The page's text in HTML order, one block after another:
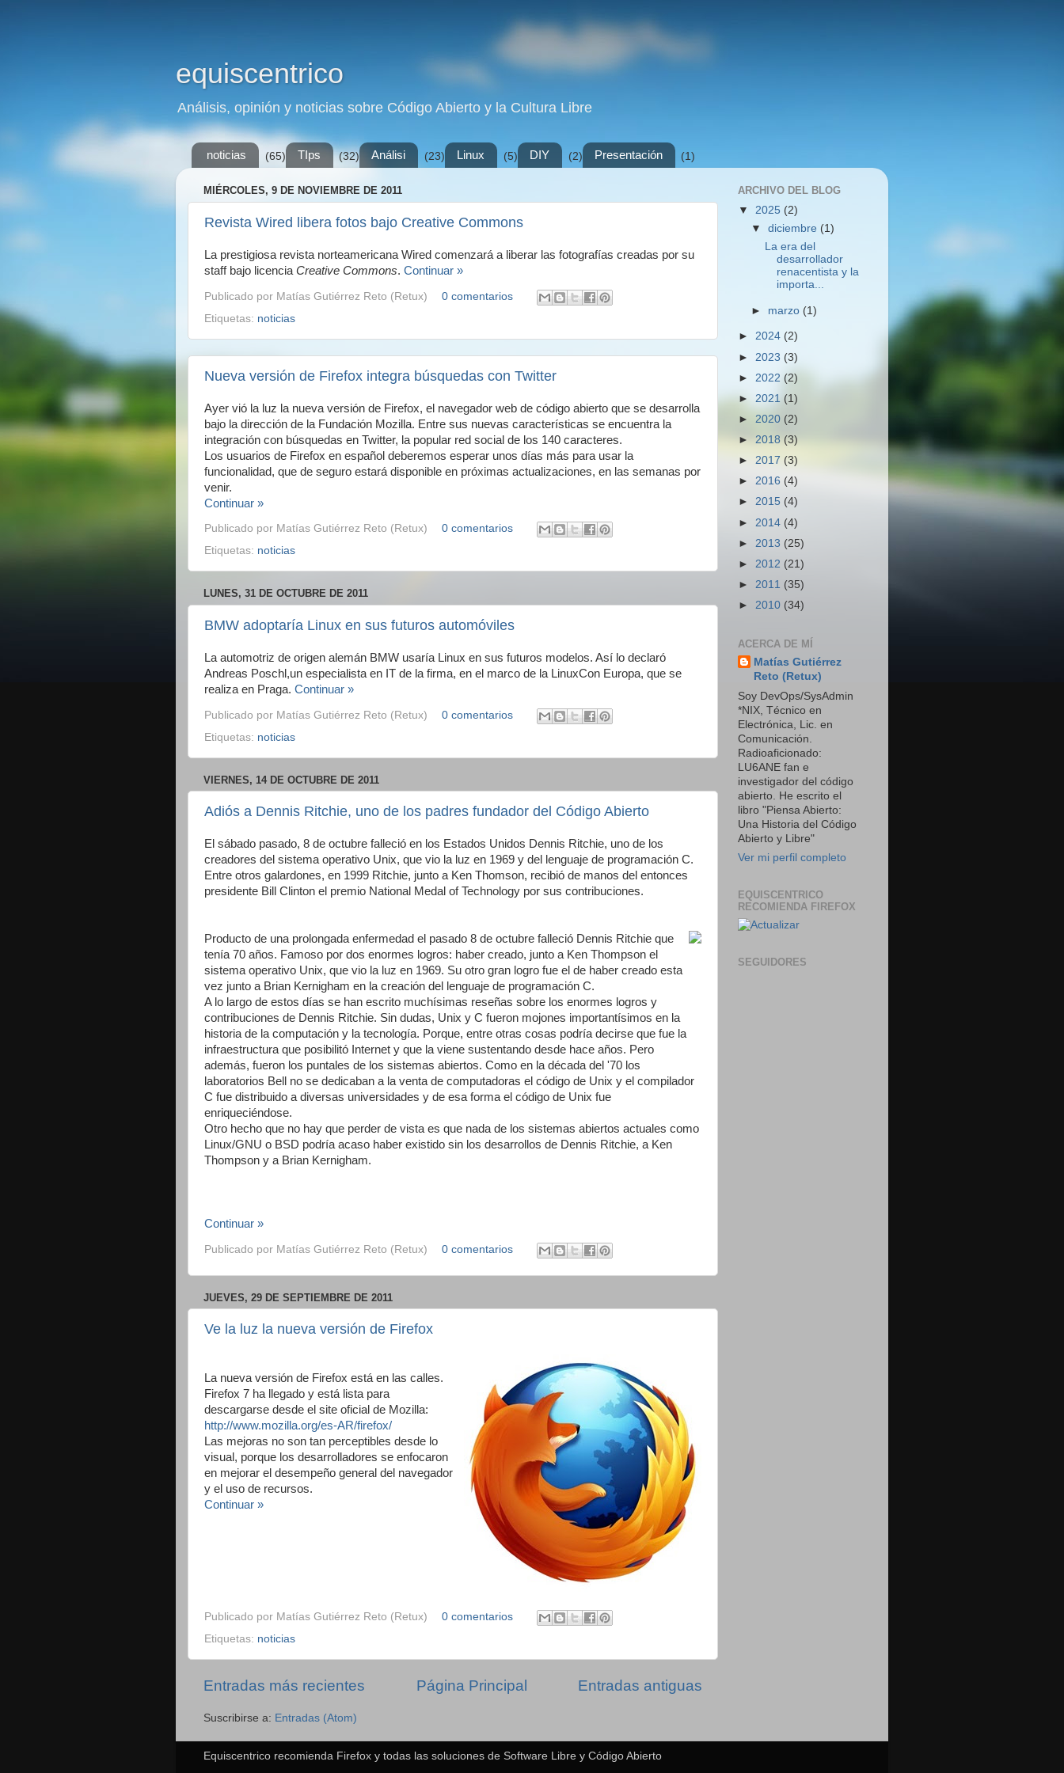
equiscentrico
Análisis, opinión y noticias sobre Código Abierto y la Cultura Libre
noticias (65) TIps (32) Análisi (23) Linux (5) DIY (2) Presentación (1)
MIÉRCOLES, 9 DE NOVIEMBRE DE 2011
Revista Wired libera fotos bajo Creative Commons
La prestigiosa revista norteamericana Wired comenzará a liberar las fotografías creadas por su
staff bajo licencia Creative Commons. Continuar »
Publicado por Matías Gutiérrez Reto (Retux)
0 comentarios
Etiquetas: noticias
Nueva versión de Firefox integra búsquedas con Twitter
Ayer vió la luz la nueva versión de Firefox, el navegador web de código abierto que se desarrolla
bajo la dirección de la Fundación Mozilla. Entre sus nuevas características se encuentra la
integración con búsquedas en Twitter, la popular red social de los 140 caracteres.
Los usuarios de Firefox en español deberemos esperar unos días más para usar la
funcionalidad, que de seguro estará disponible en próximas actualizaciones, en las semanas por
venir.
Continuar »
Publicado por Matías Gutiérrez Reto (Retux)
0 comentarios
Etiquetas: noticias
LUNES, 31 DE OCTUBRE DE 2011
BMW adoptaría Linux en sus futuros automóviles
La automotriz de origen alemán BMW usaría Linux en sus futuros modelos. Así lo declaró
Andreas Poschl,un especialista en IT de la firma, en el marco de la LinuxCon Europa, que se
realiza en Praga. Continuar »
Publicado por Matías Gutiérrez Reto (Retux)
0 comentarios
Etiquetas: noticias
VIERNES, 14 DE OCTUBRE DE 2011
Adiós a Dennis Ritchie, uno de los padres fundador del Código Abierto
El sábado pasado, 8 de octubre falleció en los Estados Unidos Dennis Ritchie, uno de los
creadores del sistema operativo Unix, que vio la luz en 1969 y del lenguaje de programación C.
Entre otros galardones, en 1999 Ritchie, junto a Ken Thomson, recibió de manos del entonces
presidente Bill Clinton el premio National Medal of Technology por sus contribuciones.
Producto de una prolongada enfermedad el pasado 8 de octubre falleció Dennis Ritchie que
tenía 70 años. Famoso por dos enormes logros: haber creado, junto a Ken Thompson el
sistema operativo Unix, que vio la luz en 1969. Su otro gran logro fue el de haber creado esta
vez junto a Brian Kernigham en la creación del lenguaje de programación C.
A lo largo de estos días se han escrito muchísimas reseñas sobre los enormes logros y
contribuciones de Dennis Ritchie. Sin dudas, Unix y C fueron mojones importantísimos en la
historia de la computación y la tecnología. Porque, entre otras cosas podría decirse que fue la
infraestructura que posibilitó Internet y que la viene sustentando desde hace años. Pero
además, fueron los puntales de los sistemas abiertos. Como en la década del '70 los
laboratorios Bell no se dedicaban a la venta de computadoras el código de Unix y el compilador
C fue distribuido a diversas universidades y de esa forma el código de Unix fue
enriqueciéndose.
Otro hecho que no hay que perder de vista es que nada de los sistemas abiertos actuales como
Linux/GNU o BSD podría acaso haber existido sin los desarrollos de Dennis Ritchie, a Ken
Thompson y a Brian Kernigham.
Continuar »
Publicado por Matías Gutiérrez Reto (Retux) 0 comentarios
JUEVES, 29 DE SEPTIEMBRE DE 2011
Ve la luz la nueva versión de Firefox
La nueva versión de Firefox está en las calles.
Firefox 7 ha llegado y está lista para
descargarse desde el site oficial de Mozilla:
http://www.mozilla.org/es-AR/firefox/
Las mejoras no son tan perceptibles desde lo
visual, porque los desarrolladores se enfocaron
en mejorar el desempeño general del navegador
y el uso de recursos.
Continuar »
Publicado por Matías Gutiérrez Reto (Retux)
0 comentarios
Etiquetas: noticias
Entradas más recientes Entradas antiguas
Página Principal
Suscribirse a: Entradas (Atom)
ARCHIVO DEL BLOG
▼ 2025 (2)
▼diciembre (1)
La era del
desarrollador
renacentista y la
importa...
► marzo (1)
► 2024 (2)
► 2023 (3)
► 2022 (2)
► 2021 (1)
► 2020 (2)
► 2018 (3)
► 2017 (3)
► 2016 (4)
► 2015 (4)
► 2014 (4)
► 2013 (25)
► 2012 (21)
► 2011 (35)
► 2010 (34)
ACERCA DE MÍ
Matías Gutiérrez
Reto (Retux)
Soy DevOps/SysAdmin
*NIX, Técnico en
Electrónica, Lic. en
Comunicación.
Radioaficionado:
LU6ANE fan e
investigador del código
abierto. He escrito el
libro "Piensa Abierto:
Una Historia del Código
Abierto y Libre"
Ver mi perfil completo
EQUISCENTRICO
RECOMIENDA FIREFOX
SEGUIDORES
Equiscentrico recomienda Firefox y todas las soluciones de Software Libre y Código Abierto